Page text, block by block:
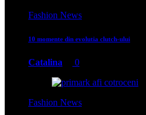
Fashion News
10 momente din evolutia clutch-ului
Catalina 0
Fashion News